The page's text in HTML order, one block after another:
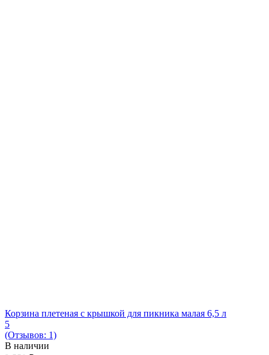
Корзина плетеная с крышкой для пикника малая 6,5 л
5
(Отзывов: 1)
В наличии